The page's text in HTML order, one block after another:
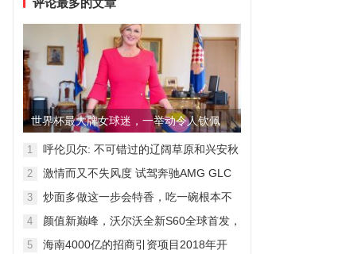
评论最多的文章
世界杯最大牌女球迷，一举动令人钦佩
1
呼伦贝尔: 不可错过的辽阔草原和兴安秋
2
激情而又不失风度 试驾奔驰AMG GLC
3
炒面多做这一步会特香，吃一碗根本不
4
颜值新巅峰，沃尔沃全新S60全球首发，
5
海南4000亿的招商引资项目2018年开